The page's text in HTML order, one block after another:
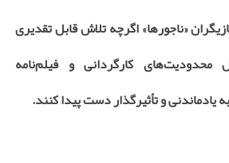
«ناجورها» اگرچه تلاش قابل تقدیری
محدودیت‌های کارگردانی و فیلم‌نامه
یادماندنی و تأثیرگذار دست پیدا کنند.